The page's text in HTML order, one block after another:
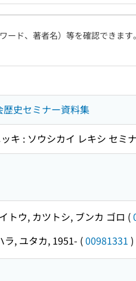
ド、著者名）等を確認できます。
史セミナー資料集
キ : ソウシカイ レキシ セミ
トウ, カツトシ, ブンカ ゴロ (
ラ, ユタカ, 1951- (00981331 )